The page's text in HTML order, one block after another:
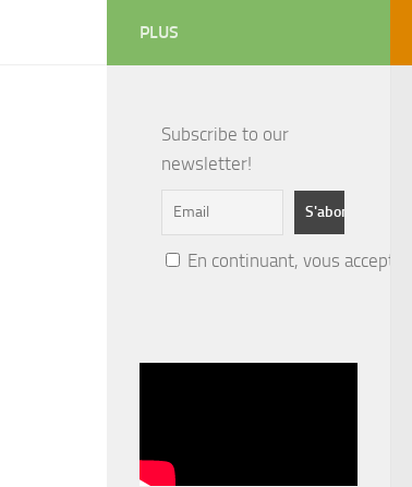
PLUS
Subscribe to our
newsletter!
En continuant, vous